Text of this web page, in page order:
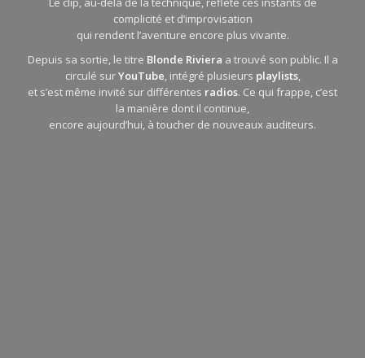
complicité et d’improvisation
qui rendent l’aventure encore plus vivante.
Depuis sa sortie, le titre Blonde Riviera a trouvé son public. Il a
circulé surYouTube, intégré plusieurs playlists,
et s’est même invité sur différentes radios. Ce qui frappe, c’est
la manière dont il continue,
encore aujourd’hui, à toucher de nouveaux auditeurs.